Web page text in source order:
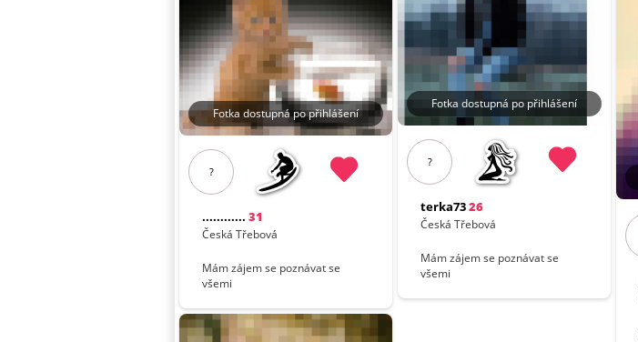
Fotka dostupná po přihlášení
?
............ 31
Česká Třebová
Mám zájem se poznávat se
všemi
Fotka dostupná po přihlášení
?
terka7326
Česká Třebová
Mám zájem se poznávat se
všemi